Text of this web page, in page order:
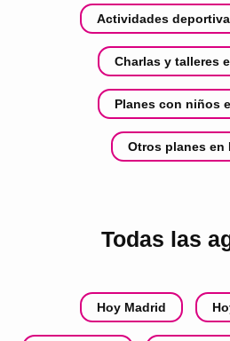
Actividades
Charlas y talleres
Planes con niños
Otros planes en
Todas las
Hoy Madrid